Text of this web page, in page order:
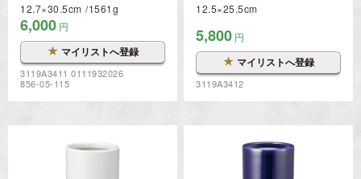
12.7×30.5cm 1561g
6,000 円
★ マイリストへ登録
3119A3411 0111932026
856-05-115
12.5×25.5cm
5,800 円
★ マイリストへ登録
3119A3412